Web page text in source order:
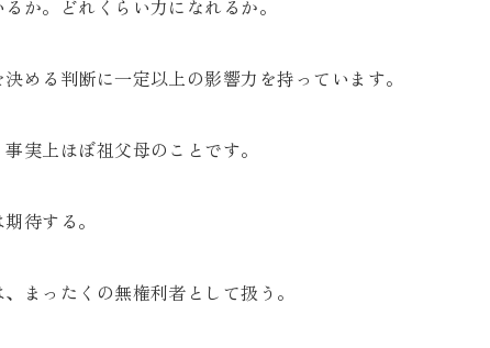
か。どれくらい力になれるか。
める判断に一定以上の影響力を持っています。
実上ほぼ祖父母のことです。
待する。
まったくの無権利者として扱う。